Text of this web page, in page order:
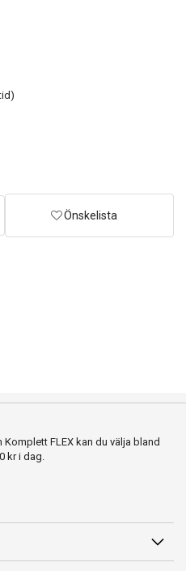
Önskelista
FLEX kan du välja bland
kr i dag.